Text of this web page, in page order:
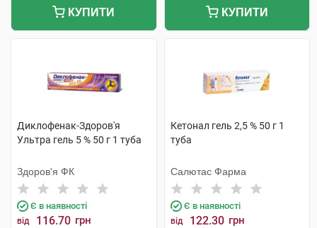
КУПИТИ КУПИТИ
Диклофенак-Здоров'я
Ультра гель 5 % 50 г 1 туба
Здоров'я ФК
Є в наявності
від 116.70 грн
Кетонал гель 2,5 % 50 г 1
туба
Салютас Фарма
Є в наявності
від 122.30 грн